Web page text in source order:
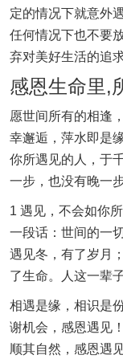
定的情况下就意外
任何情况下也不要
弃对美好生活的追
感恩生命里,
愿世间所有的相逢
幸邂逅，萍水即是
你所遇见的人，于
一步，也没有晚一步
1 遇见，不会如你
一段话：世间的一
遇见冬，有了岁月
了生命。人这一辈
相遇是缘，相识是
谢机会，感恩遇见
顺其自然，感恩遇